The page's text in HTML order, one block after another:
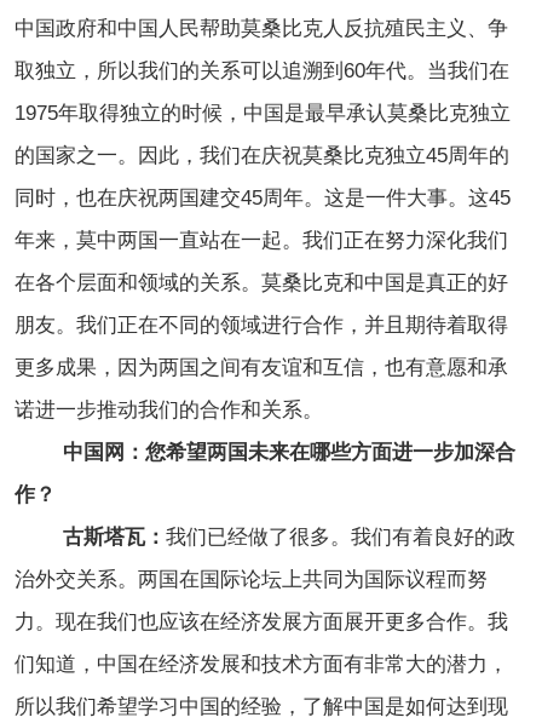
中国政府和中国人民帮助莫桑比克人反抗殖民主义、争
取独立，所以我们的关系可以追溯到60年代。当我们在
1975年取得独立的时候，中国是最早承认莫桑比克独立
的国家之一。因此，我们在庆祝莫桑比克独立45周年的
同时，也在庆祝两国建交45周年。这是一件大事。这45
年来，莫中两国一直站在一起。我们正在努力深化我们
在各个层面和领域的关系。莫桑比克和中国是真正的好
朋友。我们正在不同的领域进行合作，并且期待着取得
更多成果，因为两国之间有友谊和互信，也有意愿和承
诺进一步推动我们的合作和关系。
中国网：您希望两国未来在哪些方面进一步加深合
作？
古斯塔瓦： 我们已经做了很多。我们有着良好的政
治外交关系。两国在国际论坛上共同为国际议程而努
力。现在我们也应该在经济发展方面展开更多合作。我
们知道，中国在经济发展和技术方面有非常大的潜力，
所以我们希望学习中国的经验，了解中国是如何达到现